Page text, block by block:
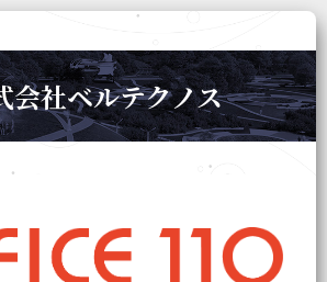
会社ベルテクノス